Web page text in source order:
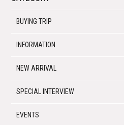
BUYING TRIP
INFORMATION
NEW ARRIVAL
SPECIAL INTERVIEW
EVENTS